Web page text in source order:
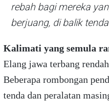
rebah bagi mereka
berjuang, di balik
Kalimati yang semula
Elang jawa terbang
Beberapa rombongan
tenda dan peralatan